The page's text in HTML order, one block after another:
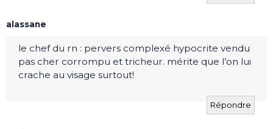
alassane
le chef du rn : pervers complexé hypocrite vendu
pas cher corrompu et tricheur. mérite que l’on lui
crache au visage surtout!
Répondre